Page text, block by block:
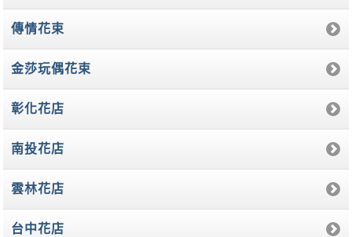
傳情花束
金莎玩偶花束
彰化花店
南投花店
雲林花店
台中花店